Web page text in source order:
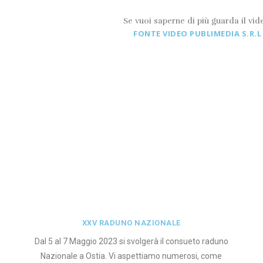
Se vuoi saperne di più guarda il
FONTE VIDEO PUBLIMEDIA S.R.L
XXV RADUNO NAZIONALE
Dal 5 al 7 Maggio 2023 si svolgerà il consueto raduno
Nazionale a Ostia. Vi aspettiamo numerosi, come